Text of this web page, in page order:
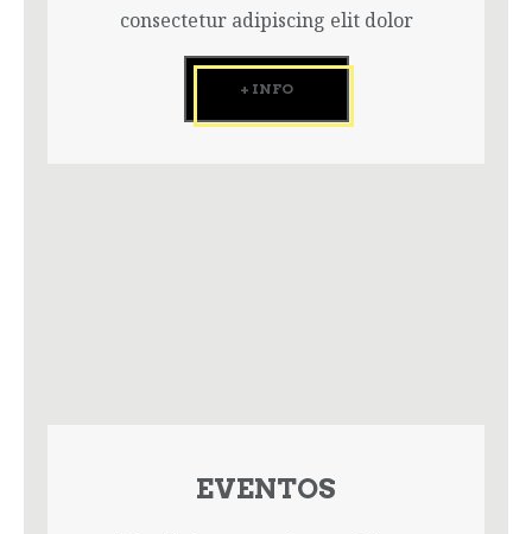
consectetur adipiscing elit dolor
+ INFO
EVENTOS